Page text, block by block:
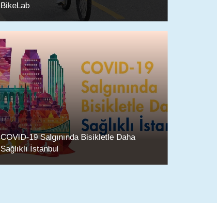
BikeLab
COVID-19 Salgınında Bisikletle Daha
Sağlıklı İstanbul